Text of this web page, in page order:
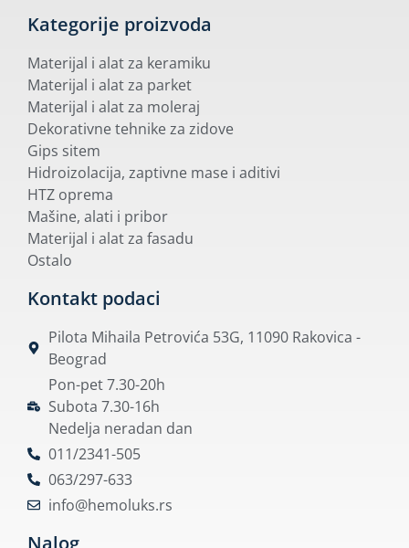
Kategorije proizvoda
Materijal i alat za keramiku
Materijal i alat za parket
Materijal i alat za moleraj
Dekorativne tehnike za zidove
Gips sitem
Hidroizolacija, zaptivne mase i aditivi
HTZ oprema
Mašine, alati i pribor
Materijal i alat za fasadu
Ostalo
Kontakt podaci
Pilota Mihaila Petrovića 53G, 11090 Rakovica -
Beograd
Pon-pet 7.30-20h
Subota 7.30-16h
Nedelja neradan dan
011/2341-505
063/297-633
info@hemoluks.rs
Nalog